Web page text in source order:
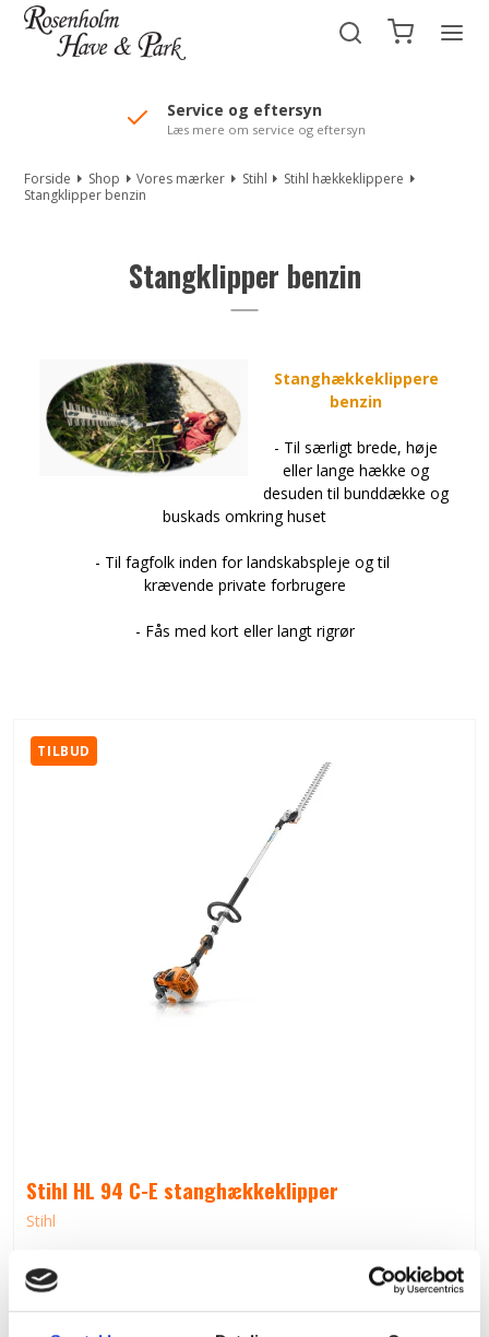
//Mailchimp autofill selected "Pakke"
Service og eftersyn
Læs mere om service og eftersyn
Forside Shop Vores mærker Stihl
Stihl hækkeklippere
Stangklipper benzin
Stangklipper benzin
Stanghækkeklippere
benzin
- Til særligt brede, høje
eller lange hække og
desuden til bunddække og
buskads omkring huset
- Til fagfolk inden for landskabspleje og til
krævende private forbrugere
- Fås med kort eller langt rigrør
TILBUD
Stihl HL 94 C-E stanghækkeklipper
Stihl
Effekt (kW/hk)
0,9/1,2
Vægt (kg)